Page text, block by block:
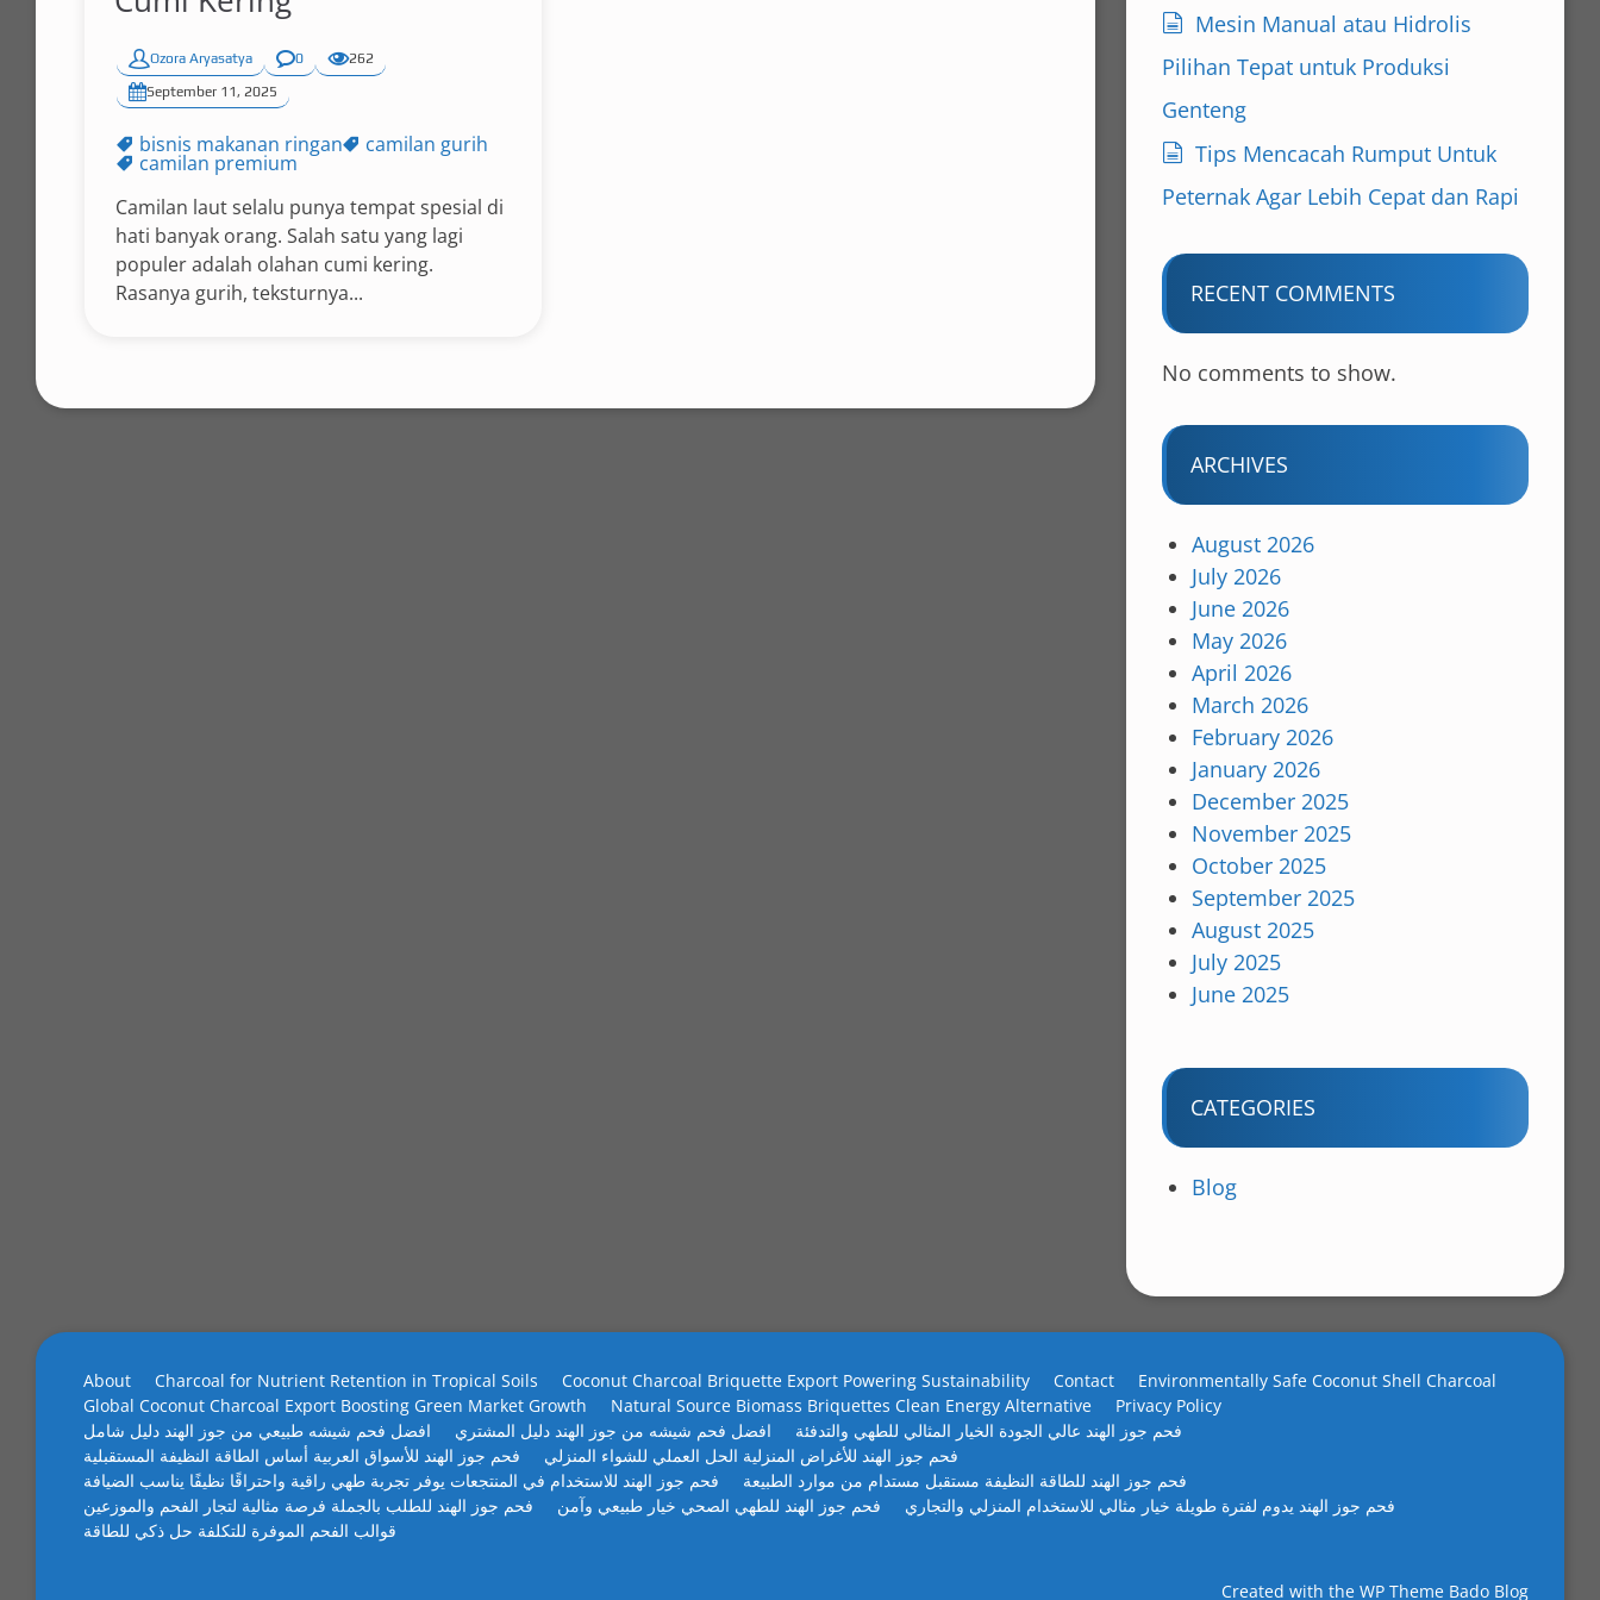
Ozora Aryasatya 0
262
September 11, 2025
bisnis makanan ringan camilan gurih
camilan premium
Camilan laut selalu punya tempat spesial di
hati banyak orang. Salah satu yang lagi
populer adalah olahan cumi kering.
Rasanya gurih, teksturnya...
Mesin Manual atau Hidrolis
Pilihan Tepat untuk Produksi
Genteng
Tips Mencacah Rumput Untuk
Peternak Agar Lebih Cepat dan Rapi
RECENT COMMENTS
No comments to show.
ARCHIVES
August 2026
July 2026
June 2026
May 2026
April 2026
March 2026
February 2026
January 2026
December 2025
November 2025
October 2025
September 2025
August 2025
July 2025
June 2025
CATEGORIES
Blog
About Charcoal for Nutrient Retention in Tropical Soils Coconut Charcoal Briquette Export Powering Sustainability Contact
Environmentally Safe Coconut Shell Charcoal
Global Coconut Charcoal Export Boosting Green Market Growth
Natural Source Biomass Briquettes Clean Energy Alternative
Privacy Policy
افضل فحم شيشه طبيعي من جوز الهند دليل شامل
افضل فحم شيشه من جوز الهند دليل المشتري
فحم جوز الهند عالي الجودة الخيار المثالي للطهي والتدفئة
فحم جوز الهند للأسواق العربية أساس الطاقة النظيفة المستقبلية
فحم جوز الهند للأغراض المنزلية الحل العملي للشواء المنزلي
فحم جوز الهند للاستخدام في المنتجعات يوفر تجربة طهي راقية واحتراقًا نظيفًا يناسب الضيافة
فحم جوز الهند للطاقة النظيفة مستقبل مستدام من موارد الطبيعة
فحم جوز الهند للطلب بالجملة فرصة مثالية لتجار الفحم والموزعين
فحم جوز الهند للطهي الصحي خيار طبيعي وآمن
فحم جوز الهند يدوم لفترة طويلة خيار مثالي للاستخدام المنزلي والتجاري
قوالب الفحم الموفرة للتكلفة حل ذكي للطاقة
Created with the WP Theme Bado Blog